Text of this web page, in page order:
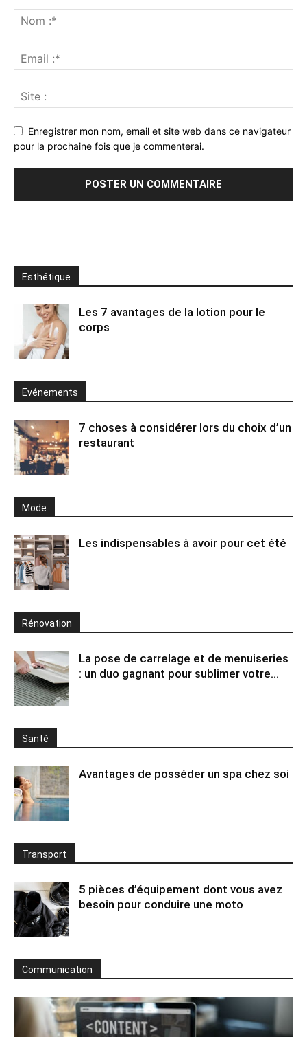
Enregistrer mon nom, email et site web dans ce navigateur
pour la prochaine fois que je commenterai.
Esthétique
Les 7 avantages de la lotion pour le
corps
Evénements
7 choses à considérer lors du choix d’un
restaurant
Mode
Les indispensables à avoir pour cet été
Rénovation
La pose de carrelage et de menuiseries
: un duo gagnant pour sublimer votre...
Santé
Avantages de posséder un spa chez soi
Transport
5 pièces d’équipement dont vous avez
besoin pour conduire une moto
Communication